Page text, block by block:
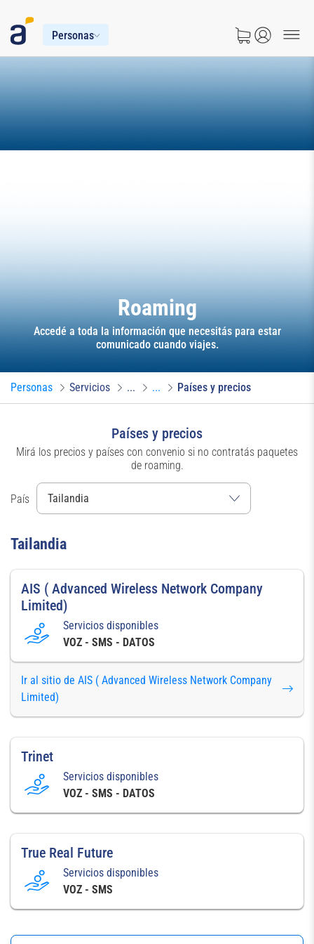
Personas
Roaming
Accedé a toda la información que necesitás para estar
comunicado cuando viajes.
Personas Servicios ... ... Países y precios
Países y precios
Mirá los precios y países con convenio si no contratás paquetes
de roaming.
País
Tailandia
AIS ( Advanced Wireless Network Company
Limited)
Servicios disponibles
VOZ - SMS - DATOS
Ir al sitio de AIS ( Advanced Wireless Network Company
Limited)
Trinet
Servicios disponibles
VOZ - SMS - DATOS
True Real Future
Servicios disponibles
VOZ - SMS